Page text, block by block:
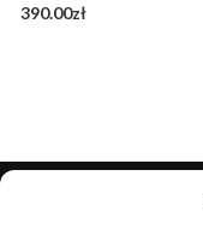
390.00zł